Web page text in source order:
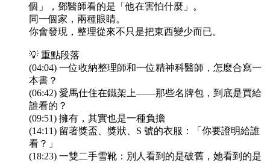
個」，鄧醫師看的是「他在害怕什麼」。
同一個家，兩種眼睛。
你會發現，整理從來不只是把東西變少而已。
💡 重點段落
(04:04) 一位收納整理師和一位精神科醫師，怎麼合寫一
本書？
(06:42) 愛馬仕住在鐵架上——那些名牌包，到底是買給
誰看的？
(09:51) 擁有，其實也是一種負擔
(14:11) 留著獎盃、獎狀、S 號的衣服：「你要證明給誰
看？」
(18:23) 一雙二手雪靴：別人看到的是破舊，她看到的是